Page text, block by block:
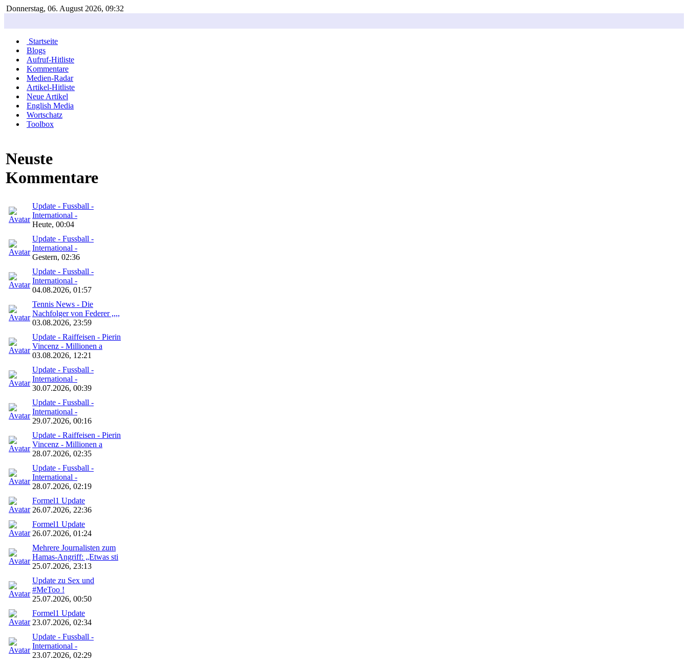
Donnerstag, 06. August 2026, 09:32
Startseite
Blogs
Aufruf-Hitliste
Kommentare
Medien-Radar
Artikel-Hitliste
Neue Artikel
English Media
Wortschatz
Toolbox
Neuste
Kommentare
Update - Fussball -
International -
Heute, 00:04
Update - Fussball -
International -
Gestern, 02:36
Update - Fussball -
International -
04.08.2026, 01:57
Tennis News - Die
Nachfolger von Federer ,,,,
03.08.2026, 23:59
Update - Raiffeisen - Pierin
Vincenz - Millionen a
03.08.2026, 12:21
Update - Fussball -
International -
30.07.2026, 00:39
Update - Fussball -
International -
29.07.2026, 00:16
Update - Raiffeisen - Pierin
Vincenz - Millionen a
28.07.2026, 02:35
Update - Fussball -
International -
28.07.2026, 02:19
Formel1 Update
26.07.2026, 22:36
Formel1 Update
26.07.2026, 01:24
Mehrere Journalisten zum
Hamas-Angriff: „Etwas sti
25.07.2026, 23:13
Update zu Sex und
#MeToo !
25.07.2026, 00:50
Formel1 Update
23.07.2026, 02:34
Update - Fussball -
International -
23.07.2026, 02:29